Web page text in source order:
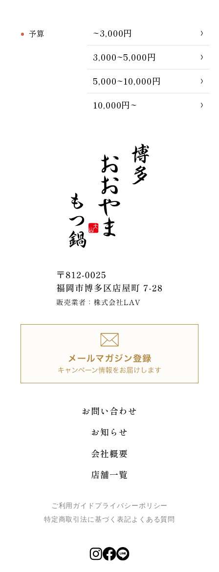
予算
~3,000円
3,000~5,000円
5,000~10,000円
10,000円~
お問い合わせ
お知らせ
会社概要
店舗一覧
ご利用ガイド プライバシーポリシー
特定商取引法に基づく表記よくある質問